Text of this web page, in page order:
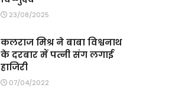
23/08/2025
कलराज मिश्र ने बाबा विश्वनाथ
के दरबार में पत्नी संग लगाई
हाजिरी
07/04/2022